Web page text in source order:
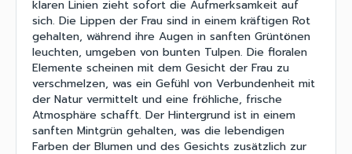
klaren Linien zieht sofort die Aufmerksamkeit auf
sich. Die Lippen der Frau sind in einem kräftigen Rot
gehalten, während ihre Augen in sanften Grüntönen
leuchten, umgeben von bunten Tulpen. Die floralen
Elemente scheinen mit dem Gesicht der Frau zu
verschmelzen, was ein Gefühl von Verbundenheit mit
der Natur vermittelt und eine fröhliche, frische
Atmosphäre schafft. Der Hintergrund ist in einem
sanften Mintgrün gehalten, was die lebendigen
Farben der Blumen und des Gesichts zusätzlich zur